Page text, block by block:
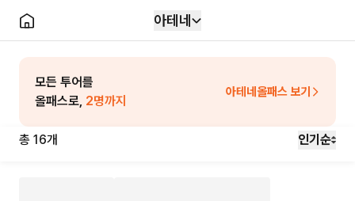
아테네
모든 투어를
올패스로, 2명까지
아테네 올패스 보기
총 16개 인기순